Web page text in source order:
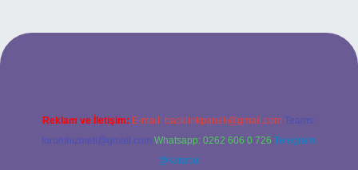
Reklam ve İletişim: E-mail: backlinkpaneli@gmail.com Teams:
forumhizmeti@gmail.com Whatsapp: 0262 606 0 726 Telegram:
@karabul